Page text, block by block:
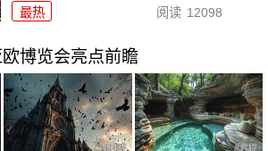
最热 阅读 12098
博览会亮点前瞻